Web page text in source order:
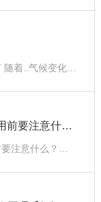
陕西空气能热泵机组使用前要注意什么？